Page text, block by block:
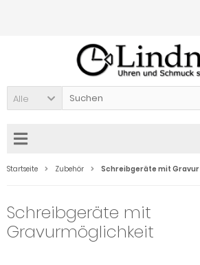
Alle
Startseite Zubehör Schreibgeräte mit Gravur
Schreibgeräte mit
Gravurmöglichkeit